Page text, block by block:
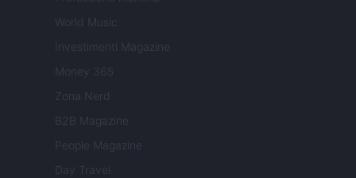
World Music
Investimenti Magazine
Money 365
Zona Nerd
B2B Magazine
People Magazine
Day Travel